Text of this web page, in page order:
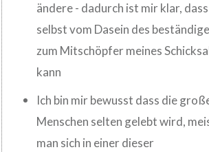
ändere - dadurch ist mir klar,
selbst vom Dasein des
zum Mitschöpfer meines
kann
Ich bin mir bewusst dass die
Menschen selten gelebt wird,
man sich in einer dieser